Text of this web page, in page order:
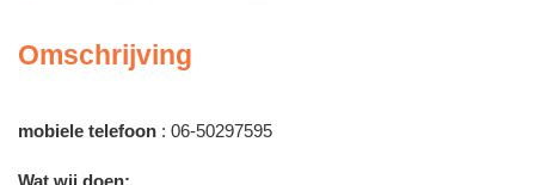
Omschrijving
mobiele telefoon : 06-50297595